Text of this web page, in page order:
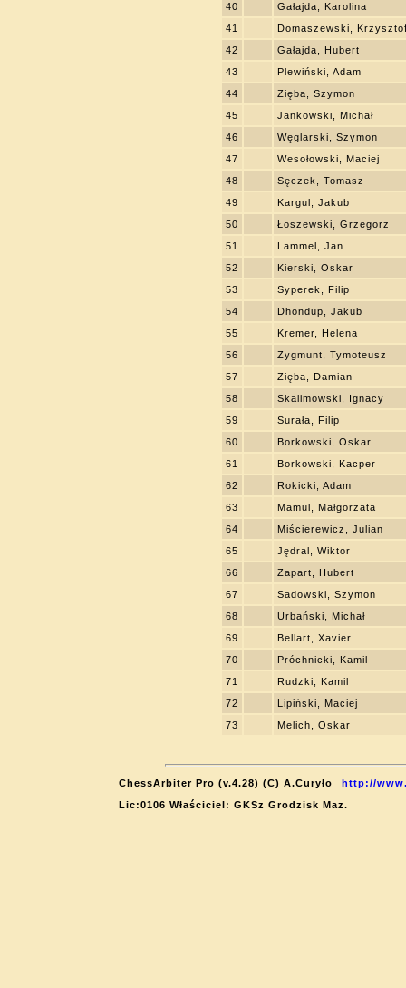
40
Gałajda, Karolina
41
Domaszewski,
42
Gałajda, Hubert
43
Plewiński, Adam
44
Zięba, Szymon
45
Jankowski, Michał
46
Węglarski, Szymon
47
Wesołowski, Maciej
48
Sęczek, Tomasz
49
Kargul, Jakub
50
Łoszewski, Grzegorz
51
Lammel, Jan
52
Kierski, Oskar
53
Syperek, Filip
54
Dhondup, Jakub
55
Kremer, Helena
56
Zygmunt, Tymoteusz
57
Zięba, Damian
58
Skalimowski, Ignacy
59
Surała, Filip
60
Borkowski, Oskar
61
Borkowski, Kacper
62
Rokicki, Adam
63
Mamul, Małgorzata
64
Miścierewicz, Julian
65
Jędral, Wiktor
66
Zapart, Hubert
67
Sadowski, Szymon
68
Urbański, Michał
69
Bellart, Xavier
70
Próchnicki, Kamil
71
Rudzki, Kamil
72
Lipiński, Maciej
73
Melich, Oskar
ChessArbiter Pro (v.4.28) (C) A.Curyło
http://
Lic:0106 Właściciel: GKSz Grodzisk Maz.